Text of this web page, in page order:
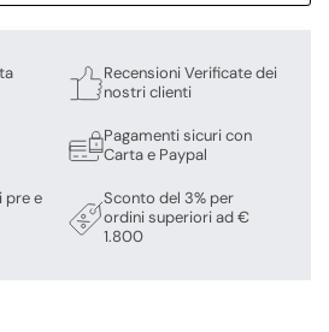
pre e
Recensioni Verificate dei
nostri clienti
Pagamenti sicuri con
Carta e Paypal
Sconto del 3% per
ordini superiori ad €
1.800